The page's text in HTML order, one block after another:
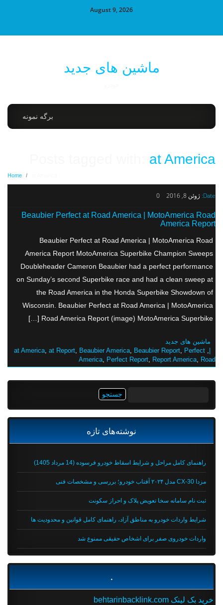
August 9, 2026
ماشین های جدید
برگه نمونه
Posts tagged with:at America
Home
Date: ژوئن 8, 2016 0
Beaubier Perfect at Road America | MotoAmerica Road
America Report
Beaubier Perfect at Road America | MotoAmerica Road
America Report MotoAmerica Superbike Champion Sweeps
Doubleheader Cameron Beaubier had a perfect performance
on Sunday’s second Superbike race and had a clean sweep at
the Road America in the Honda Superbike Showdown of
Wisconsin. Beaubier Perfect at Road America | MotoAmerica
Road America Report (image) MotoAmerica Superbike […]
ماشین های جدید
at America, at Report,Beaubier America,Beaubier Report,Perfect
America,Perfect Report,Report America,Road
نوشته‌های تازه
راهنمای کامل مراحل و شرایط اسقاط خودرو فرسوده (14 مرداد 1405)
مزدا CX-30 مدل ۲۰۲۴ آفتاب خودرو؛ بررسی و مشخصات فنی
ثبت نام سامانه سخا تعویض پلاک و احراز سکونت
شرایط واردات خودرو به مناطق آزاد، راهنمای کامل قوانین و محدودیت ها
واردات خودروی صفر برای اشخاص حقیقی ممنوع شد
خرید بک لینک behtarinbacklink.com